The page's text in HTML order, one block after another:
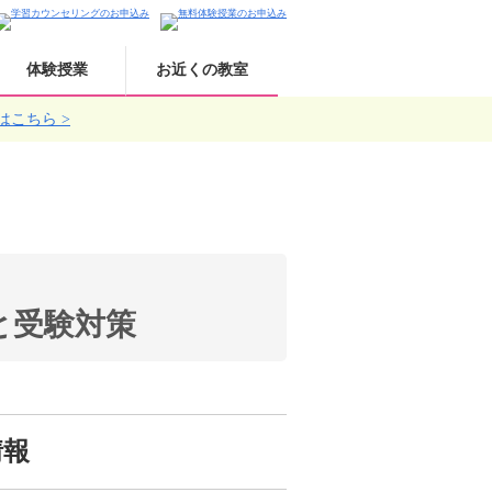
体験授業 お近くの教室
こちら
受験対策